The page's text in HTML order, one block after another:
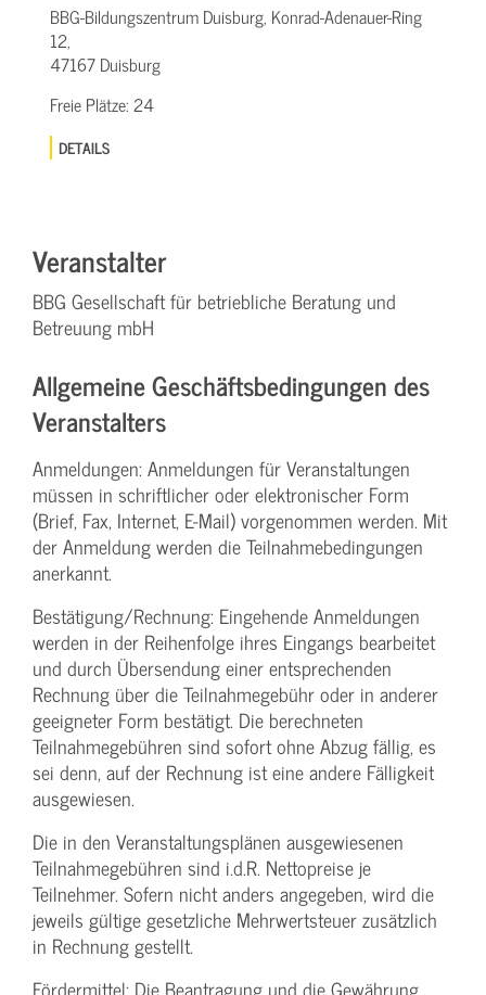
BBG-Bildungszentrum Duisburg, Konrad-Adenauer-Ring
12,
47167 Duisburg
Freie Plätze:24
DETAILS
Veranstalter
BBG Gesellschaft für betriebliche Beratung und
Betreuung mbH
Allgemeine Geschäftsbedingungen des
Veranstalters
Anmeldungen: Anmeldungen für Veranstaltungen
müssen in schriftlicher oder elektronischer Form
(Brief, Fax, Internet, E-Mail) vorgenommen werden. Mit
der Anmeldung werden die Teilnahme­bedingungen
anerkannt.
Bestätigung­/Rechnung: Eingehende Anmeldungen
werden in der Reihenfolge ihres Eingangs bearbeitet
und durch Übersendung einer entsprechenden
Rechnung über die Teilnahmegebühr oder in anderer
geeigneter Form bestätigt. Die berechneten
Teilnahmegebühren sind sofort ohne Abzug fällig, es
sei denn, auf der Rechnung ist eine andere Fälligkeit
ausgewiesen.
Die in den Veranstaltungsplänen ausgewiesenen
Teilnahmegebühren sind i.d.R. Nettopreise je
Teilnehmer. Sofern nicht anders angegeben, wird die
jeweils gültige gesetzliche Mehrwertsteuer zusätzlich
in Rechnung gestellt.
Fördermittel: Die Beantragung und die Gewährung